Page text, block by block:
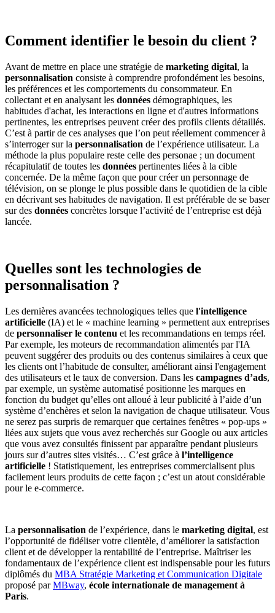
Comment identifier le besoin du client ?
Avant de mettre en place une stratégie de marketing digital, la
personnalisation consiste à comprendre profondément les besoins,
les préférences et les comportements du consommateur. En
collectant et en analysant les données démographiques, les
habitudes d'achat, les interactions en ligne et d'autres informations
pertinentes, les entreprises peuvent créer des profils clients détaillés.
C’est à partir de ces analyses que l’on peut réellement commencer à
s’interroger sur la personnalisation de l’expérience utilisateur. La
méthode la plus populaire reste celle des personae ; un document
récapitulatif de toutes les données pertinentes liées à la cible
concernée. De la même façon que pour créer un personnage de
télévision, on se plonge le plus possible dans le quotidien de la cible
en décrivant ses habitudes de navigation. Il est préférable de se baser
sur des données concrètes lorsque l’activité de l’entreprise est déjà
lancée.
Quelles sont les technologies de
personnalisation ?
Les dernières avancées technologiques telles que l'intelligence
artificielle (IA) et le « machine learning » permettent aux entreprises
de personnaliser le contenu et les recommandations en temps réel.
Par exemple, les moteurs de recommandation alimentés par l'IA
peuvent suggérer des produits ou des contenus similaires à ceux que
les clients ont l’habitude de consulter, améliorant ainsi l'engagement
des utilisateurs et le taux de conversion. Dans les campagnes d’ads,
par exemple, un système automatisé positionne les marques en
fonction du budget qu’elles ont alloué à leur publicité à l’aide d’un
système d’enchères et selon la navigation de chaque utilisateur. Vous
ne serez pas surpris de remarquer que certaines fenêtres « pop-ups »
liées aux sujets que vous avez recherchés sur Google ou aux articles
que vous avez consultés finissent par apparaître pendant plusieurs
jours sur d’autres sites visités… C’est grâce à l’intelligence
artificielle ! Statistiquement, les entreprises commercialisent plus
facilement leurs produits de cette façon ; c’est un atout considérable
pour le e-commerce.
La personnalisation de l’expérience, dans le marketing digital, est
l’opportunité de fidéliser votre clientèle, d’améliorer la satisfaction
client et de développer la rentabilité de l’entreprise. Maîtriser les
fondamentaux de l’expérience client est indispensable pour les futurs
diplômés du MBA Stratégie Marketing et Communication Digitale
proposé parMBway, école internationale de management à
Paris.